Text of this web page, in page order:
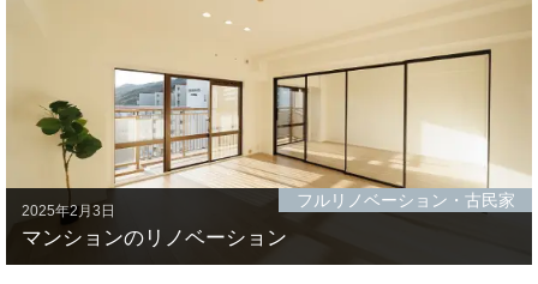
2025年2月3日
フルリノベーション・古民家
マンションのリノベーション